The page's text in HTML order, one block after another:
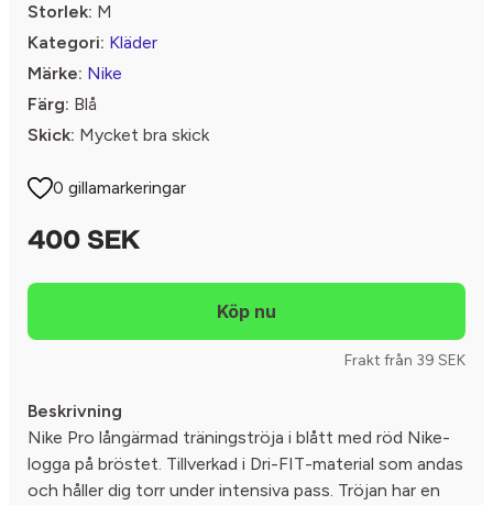
Storlek: M
Kategori: Kläder
Märke: Nike
Färg: Blå
Skick: Mycket bra skick
0 gillamarkeringar
400 SEK
Frakt från 39 SEK
Beskrivning
Nike Pro långärmad träningströja i blått med röd Nike-
logga på bröstet. Tillverkad i Dri-FIT-material som andas
och håller dig torr under intensiva pass. Tröjan har en